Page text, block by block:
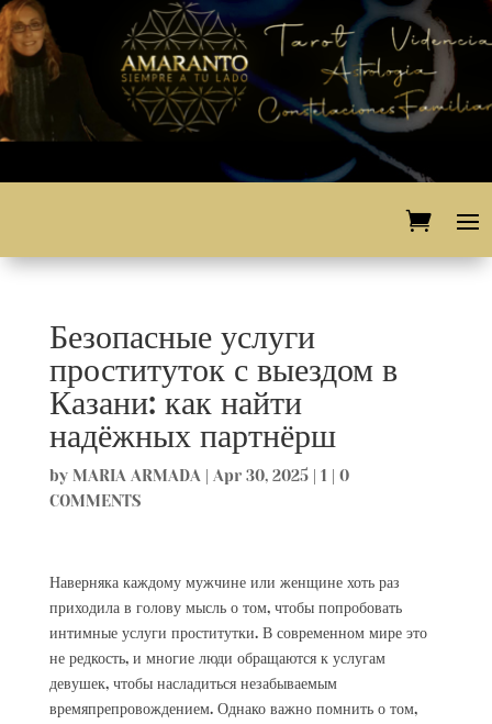
Безопасные услуги
проституток с выездом в
Казани: как найти
надёжных партнёрш
by MARIA ARMADA Apr 30, 2025| 1
0
COMMENTS
Наверняка каждому мужчине или женщине хоть раз
приходила в голову мысль о том, чтобы попробовать
интимные услуги проститутки. В современном мире это
не редкость, и многие люди обращаются к услугам
девушек, чтобы насладиться незабываемым
времяпрепровождением. Однако важно помнить о том,